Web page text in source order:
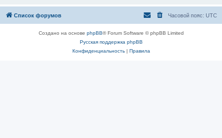
Список форумов Часовой пояс: UTC
Создано на основе phpBB® Forum Software © phpBB Limited
Русская поддержка phpBB
Конфиденциальность| Правила